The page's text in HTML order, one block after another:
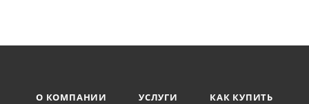
О КОМПАНИИ УСЛУГИ
КАК КУПИТЬ